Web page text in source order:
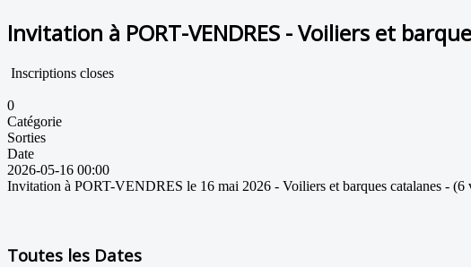
Invitation à PORT-VENDRES - Voiliers et
Inscriptions closes
0
Catégorie
Sorties
Date
2026-05-16 00:00
Invitation à PORT-VENDRES le 16 mai 2026 - Voiliers et barques catalanes - (6
Toutes les Dates